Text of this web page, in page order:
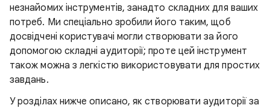
незнайомих інструментів, занадто складних для ваших
потреб. Ми спеціально зробили його таким, щоб
досвідчені користувачі могли створювати за його
допомогою складні аудиторії; проте цей інструмент
також можна з легкістю використовувати для простих
завдань.
У розділах нижче описано, як створювати аудиторії за